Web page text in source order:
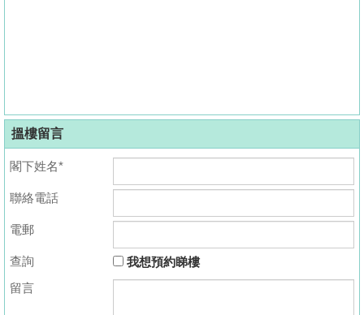
搵樓留言
閣下姓名*
聯絡電話
電郵
查詢
我想預約睇樓
留言